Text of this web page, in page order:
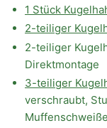
1 Stück
2-teiliger
2-teiliger
Direktmontage
3-teiliger
verschraubt,